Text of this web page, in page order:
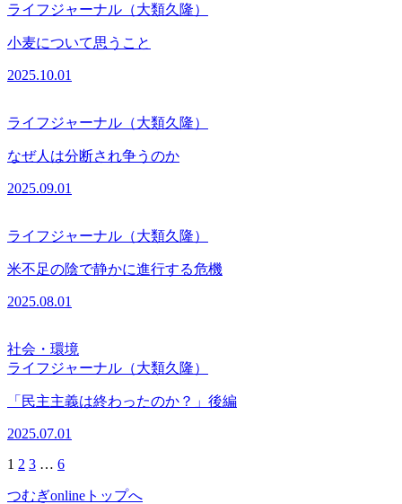
ライフジャーナル（大類久隆）
小麦について思うこと
2025.10.01
ライフジャーナル（大類久隆）
なぜ人は分断され争うのか
2025.09.01
ライフジャーナル（大類久隆）
米不足の陰で静かに進行する危機
2025.08.01
社会・環境
ライフジャーナル（大類久隆）
「民主主義は終わったのか？」後編
2025.07.01
1 2 3 … 6
つむぎonlineトップへ